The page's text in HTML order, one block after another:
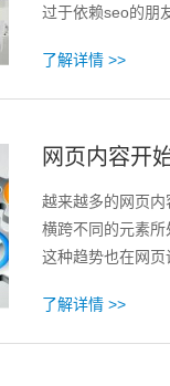
过于依赖seo的朋
了解详情 >>
网页内容开
越来越多的网页
横跨不同的元素
这种趋势也在网
了解详情 >>